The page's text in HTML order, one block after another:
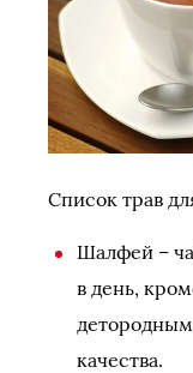
Список трав
Шалфей –
в день,
детородным
качества.